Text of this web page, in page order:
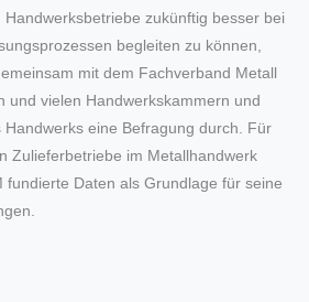
Handwerksbetriebe zukünftig besser bei
begleiten zu können,
mit dem Fachverband Metall
und vielen Handwerkskammern und
eine Befragung durch. Für
Zulieferbetriebe im Metallhandwerk
fundierte Daten als Grundlage für seine